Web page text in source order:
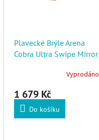
Plavecké Brýle Arena
Cobra Ultra Swipe Mirror
Vyprodáno
1 679 Kč
Do košíku